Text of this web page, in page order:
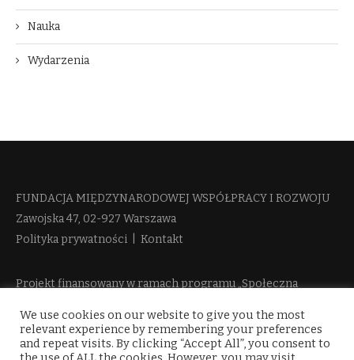
Nauka
Wydarzenia
FUNDACJA MIĘDZYNARODOWEJ WSPÓŁPRACY I ROZWOJU​
Zawojska 47, 02-927 Warszawa
Polityka prywatności
Kontakt
Projekt finansowany w ramach programu „Społeczna
więcej informacji
We use cookies on our website to give you the most
relevant experience by remembering your preferences
and repeat visits. By clicking “Accept All”, you consent to